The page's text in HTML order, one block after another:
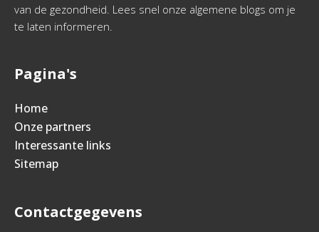
van de gezondheid. Lees snel onze algemene blogs om je
te laten informeren.
Pagina's
Home
Onze partners
Interessante links
Sitemap
Contactgegevens